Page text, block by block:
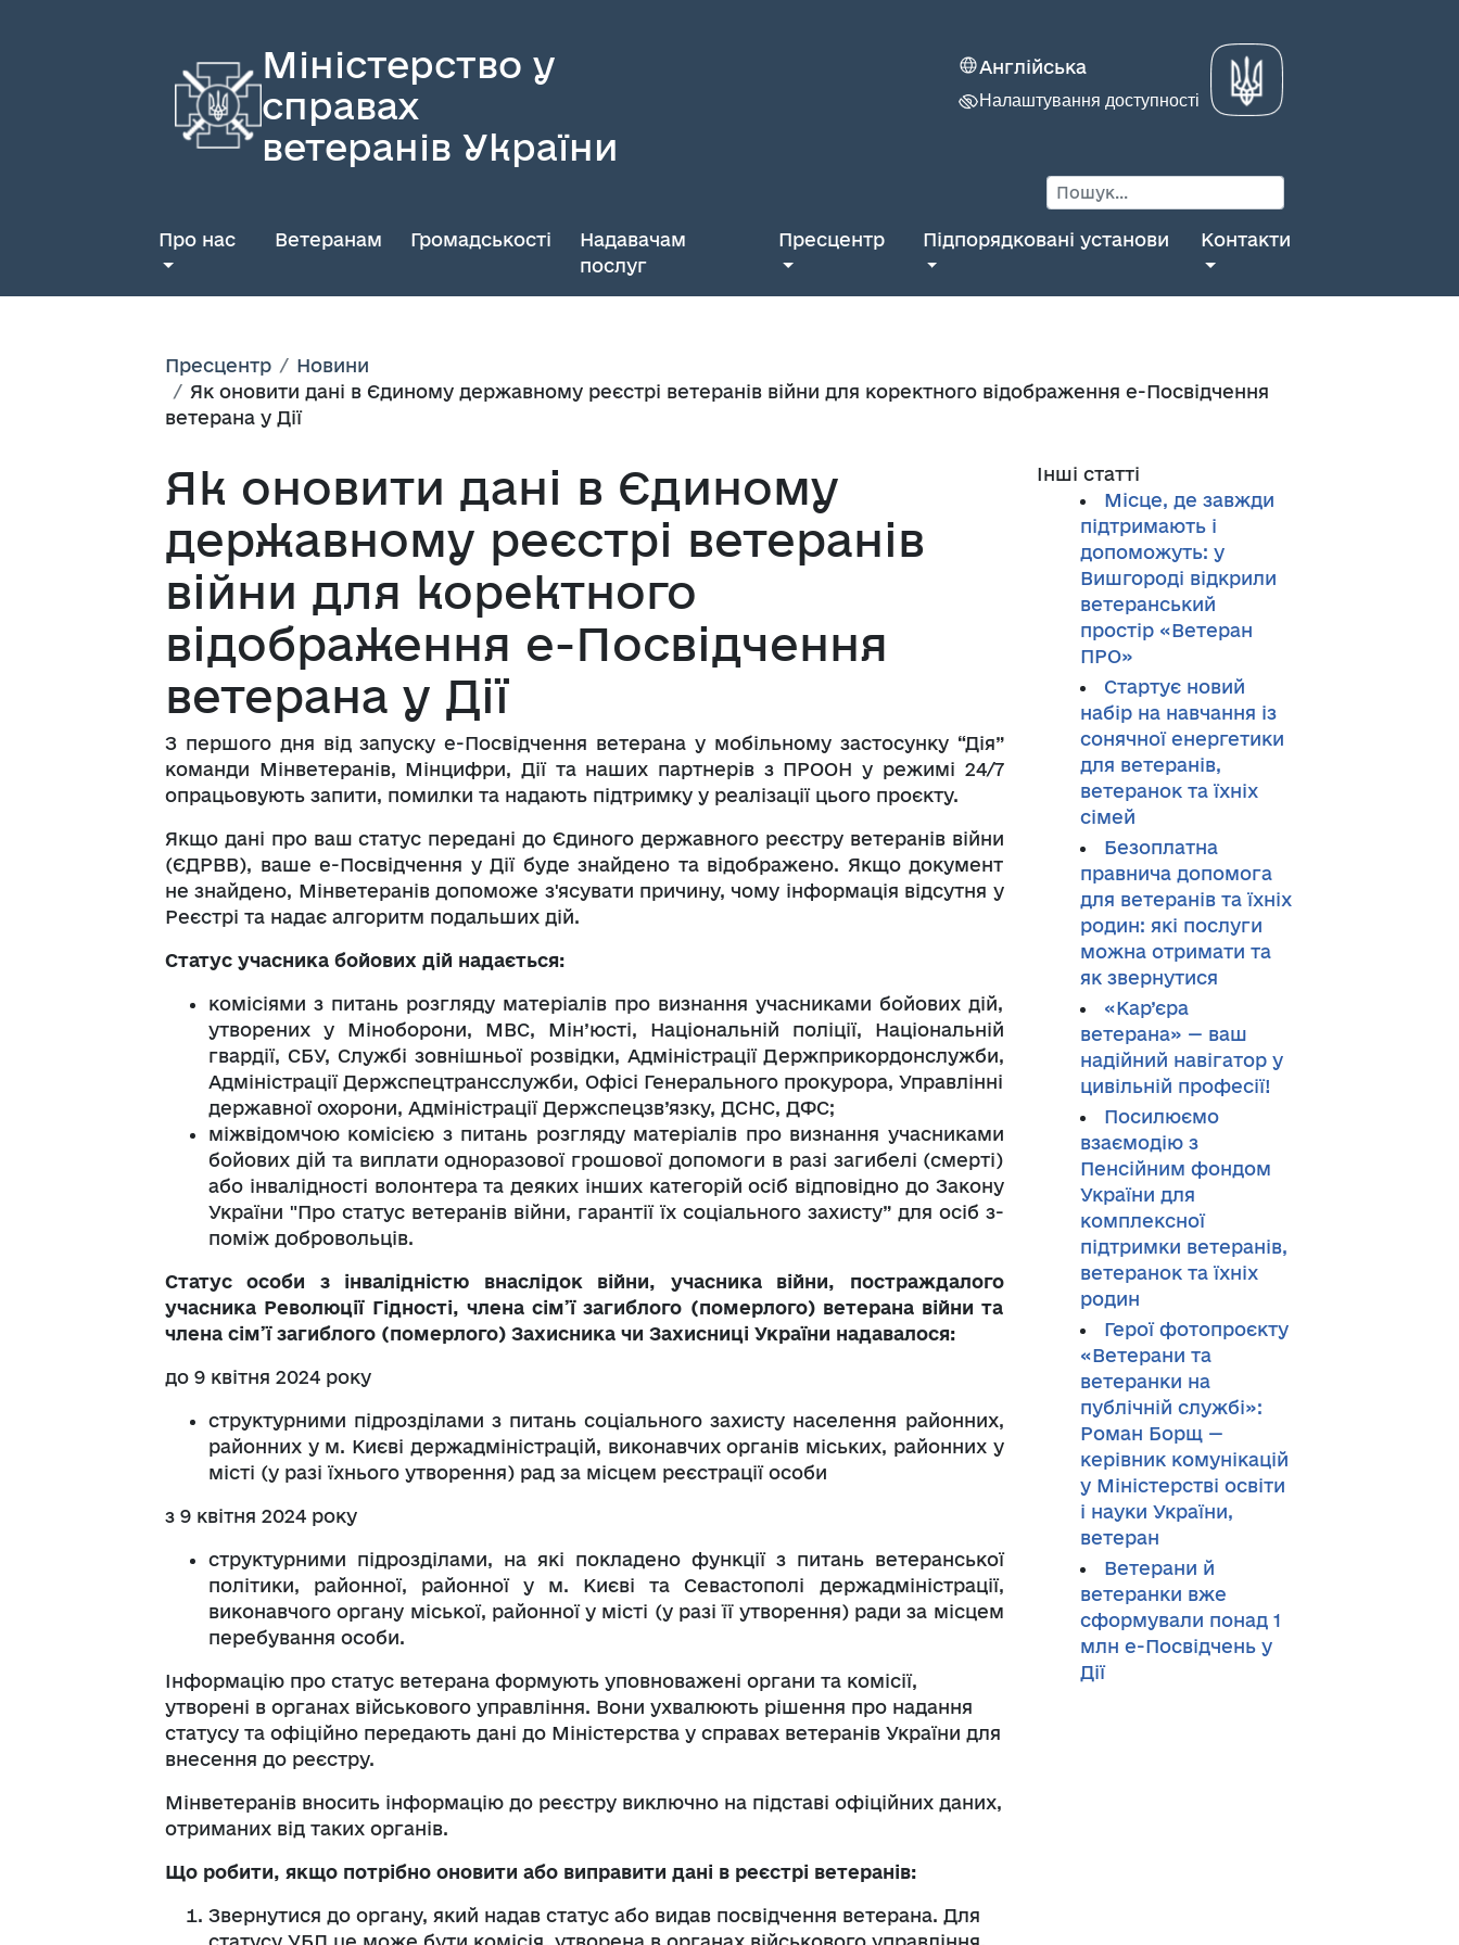
Міністерство у
справах
ветеранів України
Англійська
Налаштування доступності
Про нас Ветеранам Громадськості
Надавачам
послуг
Пресцентр Підпорядковані установи Контакти
Пресцентр
Новини
Як оновити дані в Єдиному державному реєстрі ветеранів війни для коректного відображення е-Посвідчення
ветерана у Дії
Як оновити дані в Єдиному
державному реєстрі ветеранів
війни для коректного
відображення е-Посвідчення
ветерана у Дії
З першого дня від запуску е-Посвідчення ветерана у мобільному застосунку “Дія”
команди Мінветеранів, Мінцифри, Дії та наших партнерів з ПРООН у режимі 24/7
опрацьовують запити, помилки та надають підтримку у реалізації цього проєкту.
Якщо дані про ваш статус передані до Єдиного державного реєстру ветеранів війни
(ЄДРВВ), ваше е-Посвідчення у Дії буде знайдено та відображено. Якщо документ
не знайдено, Мінветеранів допоможе з'ясувати причину, чому інформація відсутня у
Реєстрі та надає алгоритм подальших дій.
Статус учасника бойових дій надається:
комісіями з питань розгляду матеріалів про визнання учасниками бойових дій,
утворених у Міноборони, МВС, Мін’юсті, Національній поліції, Національній
гвардії, СБУ, Службі зовнішньої розвідки, Адміністрації Держприкордонслужби,
Адміністрації Держспецтрансслужби, Офісі Генерального прокурора, Управлінні
державної охорони, Адміністрації Держспецзв’язку, ДСНС, ДФС;
міжвідомчою комісією з питань розгляду матеріалів про визнання учасниками
бойових дій та виплати одноразової грошової допомоги в разі загибелі (смерті)
або інвалідності волонтера та деяких інших категорій осіб відповідно до Закону
України "Про статус ветеранів війни, гарантії їх соціального захисту” для осіб з-
поміж добровольців.
Статус особи з інвалідністю внаслідок війни, учасника війни, постраждалого
учасника Революції Гідності, члена сім’ї загиблого (померлого) ветерана війни та
члена сім’ї загиблого (померлого) Захисника чи Захисниці України надавалося:
до 9 квітня 2024 року
структурними підрозділами з питань соціального захисту населення районних,
районних у м. Києві держадміністрацій, виконавчих органів міських, районних у
місті (у разі їхнього утворення) рад за місцем реєстрації особи
з 9 квітня 2024 року
структурними підрозділами, на які покладено функції з питань ветеранської
політики, районної, районної у м. Києві та Севастополі держадміністрації,
виконавчого органу міської, районної у місті (у разі її утворення) ради за місцем
перебування особи.
Інформацію про статус ветерана формують уповноважені органи та комісії,
утворені в органах військового управління. Вони ухвалюють рішення про надання
статусу та офіційно передають дані до Міністерства у справах ветеранів України для
внесення до реєстру.
Мінветеранів вносить інформацію до реєстру виключно на підставі офіційних даних,
отриманих від таких органів.
Що робити, якщо потрібно оновити або виправити дані в реєстрі ветеранів:
Звернутися до органу, який надав статус або видав посвідчення ветерана. Для
Інші статті
Місце, де завжди
підтримають і
допоможуть: у
Вишгороді відкрили
ветеранський
простір «Ветеран
ПРО»
Стартує новий
набір на навчання із
сонячної енергетики
для ветеранів,
ветеранок та їхніх
сімей
Безоплатна
правнича допомога
для ветеранів та їхніх
родин: які послуги
можна отримати та
як звернутися
«Кар’єра
ветерана» — ваш
надійний навігатор у
цивільній професії!
Посилюємо
взаємодію з
Пенсійним фондом
України для
комплексної
підтримки ветеранів,
ветеранок та їхніх
родин
Герої фотопроєкту
«Ветерани та
ветеранки на
публічній службі»:
Роман Борщ —
керівник комунікацій
у Міністерстві освіти
і науки України,
ветеран
Ветерани й
ветеранки вже
сформували понад 1
млн е-Посвідчень у
Дії